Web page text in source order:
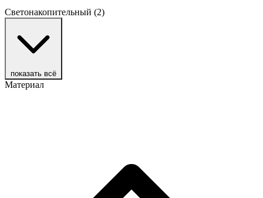
Светонакопительный (2)
показать всё
Материал